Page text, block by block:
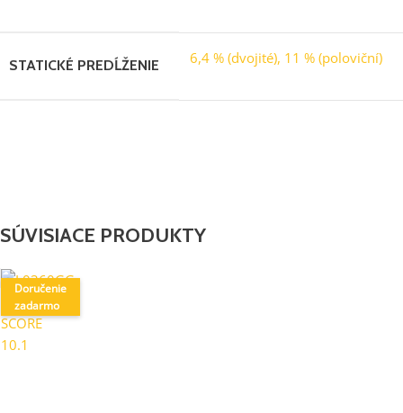
STATICKÉ PREDĹŽENIE 6,4 % (dvojité), 11 % (poloviční)
SÚVISIACE PRODUKTY
Doručenie
zadarmo